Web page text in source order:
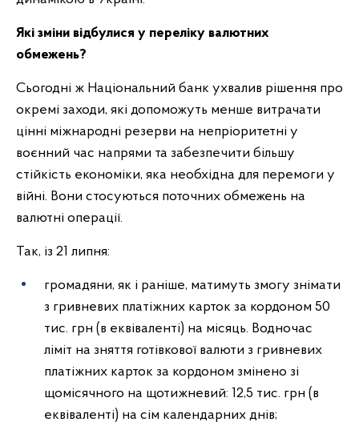
Які зміни відбулися у переліку валютних
обмежень?
Сьогодні ж Національний банк ухвалив рішення про
окремі заходи, які допоможуть менше витрачати
цінні міжнародні резерви на непріоритетні у
воєнний час напрями та забезпечити більшу
стійкість економіки, яка необхідна для перемоги у
війні. Вони стосуються поточних обмежень на
валютні операції.
Так, із 21 липня:
громадяни, як і раніше, матимуть змогу знімати
з гривневих платіжних карток за кордоном 50
тис. грн (в еквіваленті) на місяць. Водночас
ліміт на зняття готівкової валюти з гривневих
платіжних карток за кордоном змінено зі
щомісячного на щотижневий: 12,5 тис. грн (в
еквіваленті) на сім календарних днів;